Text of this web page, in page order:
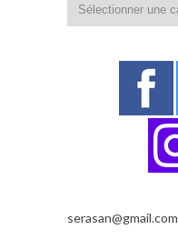
serasan@gmail.com